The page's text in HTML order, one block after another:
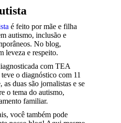
é feito por mãe e filha
autismo, inclusão e
No blog,
leveza e respeito.
com TEA
o diagnóstico com 11
as duas são jornalistas e se
o tema do autismo,
familiar.
você também pode